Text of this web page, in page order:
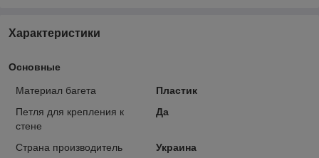
Характеристики
Основные
Материал багета
Пластик
Петля для крепления к
стене
Да
Страна производитель Украина